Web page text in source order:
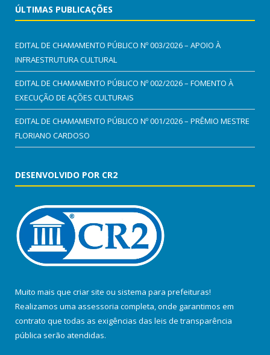
ÚLTIMAS PUBLICAÇÕES
EDITAL DE CHAMAMENTO PÚBLICO Nº 003/2026 – APOIO À
INFRAESTRUTURA CULTURAL
EDITAL DE CHAMAMENTO PÚBLICO Nº 002/2026 – FOMENTO À
EXECUÇÃO DE AÇÕES CULTURAIS
EDITAL DE CHAMAMENTO PÚBLICO Nº 001/2026 – PRÊMIO MESTRE
FLORIANO CARDOSO
DESENVOLVIDO POR CR2
Muito mais que criar site ou sistema para prefeituras!
Realizamos uma assessoria completa, onde garantimos em
contrato que todas as exigências das leis de transparência
pública serão atendidas.